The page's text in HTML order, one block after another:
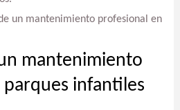
un mantenimiento profesional en
mantenimiento
infantiles